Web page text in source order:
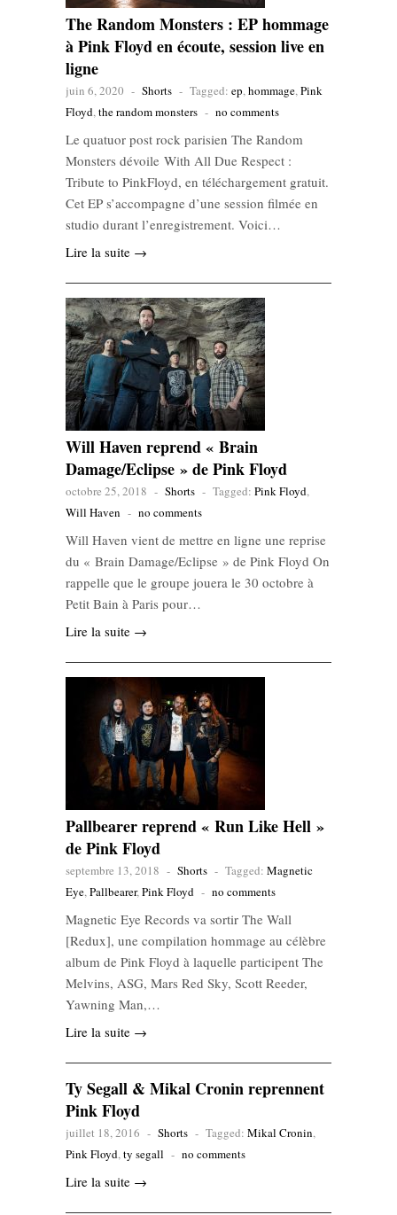
The Random Monsters : EP hommage
à Pink Floyd en écoute, session live en
ligne
juin 6, 2020 - Shorts - Tagged: ep,hommage,Pink
Floyd,the random monsters - no comments
Le quatuor post rock parisien The Random
Monsters dévoile With All Due Respect :
Tribute to PinkFloyd, en téléchargement gratuit.
Cet EP s’accompagne d’une session filmée en
studio durant l’enregistrement. Voici…
Lire la suite →
Will Haven reprend « Brain
Damage/Eclipse » de Pink Floyd
octobre 25, 2018 - Shorts - Tagged: Pink Floyd,
Will Haven - no comments
Will Haven vient de mettre en ligne une reprise
du « Brain Damage/Eclipse » de Pink Floyd On
rappelle que le groupe jouera le 30 octobre à
Petit Bain à Paris pour…
Lire la suite →
Pallbearer reprend « Run Like Hell »
de Pink Floyd
septembre 13, 2018 - Shorts - Tagged: Magnetic
Eye,Pallbearer,Pink Floyd - no comments
Magnetic Eye Records va sortir The Wall
[Redux], une compilation hommage au célèbre
album de Pink Floyd à laquelle participent The
Melvins, ASG, Mars Red Sky, Scott Reeder,
Yawning Man,…
Lire la suite →
Ty Segall & Mikal Cronin reprennent
Pink Floyd
juillet 18, 2016 - Shorts - Tagged: Mikal Cronin,
Pink Floyd,ty segall - no comments
Lire la suite →